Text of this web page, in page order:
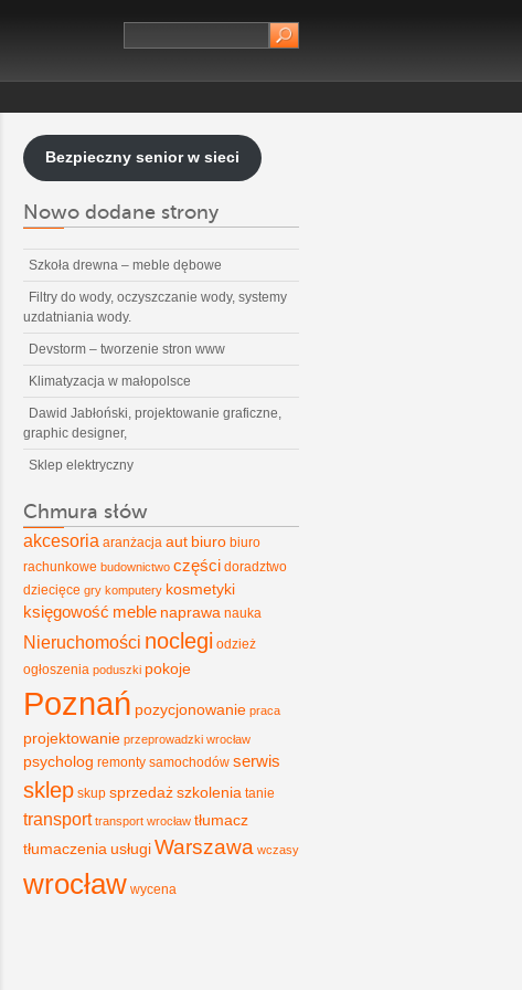
Bezpieczny senior w sieci
Nowo dodane strony
Szkoła drewna – meble dębowe
Filtry do wody, oczyszczanie wody, systemy
uzdatniania wody.
Devstorm – tworzenie stron www
Klimatyzacja w małopolsce
Dawid Jabłoński, projektowanie graficzne,
graphic designer,
Sklep elektryczny
Chmura słów
akcesoria aranżacja aut biuro biuro
rachunkowe budownictwo części doradztwo
dziecięce gry komputery kosmetyki
księgowość meble naprawa nauka
Nieruchomości noclegi odzież
ogłoszenia poduszki pokoje
Poznań pozycjonowanie praca
projektowanie przeprowadzki wrocław
psycholog remonty samochodów serwis
sklep skup sprzedaższkolenia tanie
transport transport wrocław tłumacz
tłumaczenia usługiWarszawa wczasy
wrocław wycena